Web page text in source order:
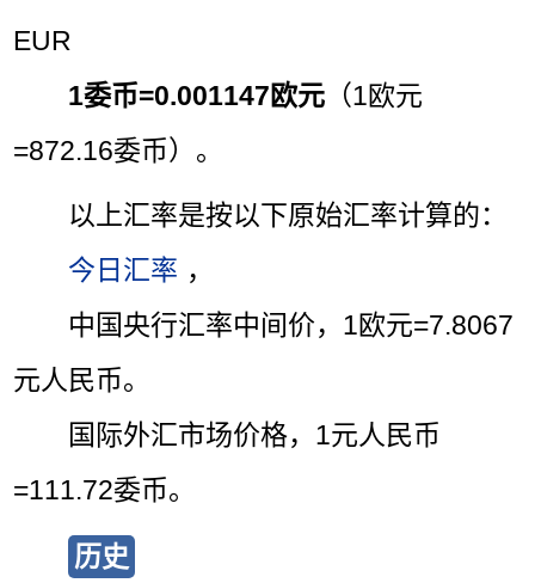
EUR
1委币=0.001147欧元 （1欧元
=872.16委币）。
以上汇率是按以下原始汇率计算的：
今日汇率 ，
中国央行汇率中间价，1欧元=7.8067
元人民币。
国际外汇市场价格，1元人民币
=111.72委币。
历史